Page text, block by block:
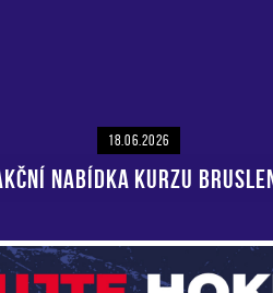
18.06.2026
NABÍDKA KURZU BRUSLENÍ